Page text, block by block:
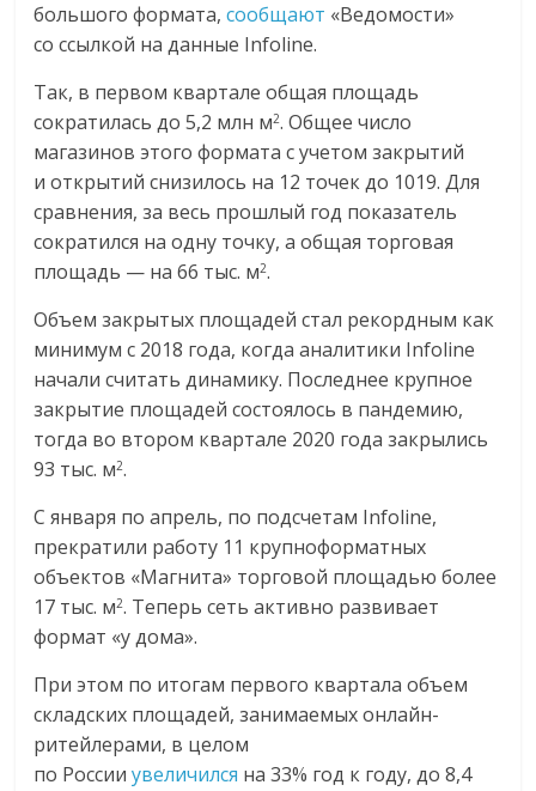
большого формата,сообщают «Ведомости»
со ссылкой на данные Infoline.
Так, в первом квартале общая площадь
сократилась до 5,2 млн м2. Общее число
магазинов этого формата с учетом закрытий
и открытий снизилось на 12 точек до 1019. Для
сравнения, за весь прошлый год показатель
сократился на одну точку, а общая торговая
площадь — на 66 тыс. м2.
Объем закрытых площадей стал рекордным как
минимум с 2018 года, когда аналитики Infoline
начали считать динамику. Последнее крупное
закрытие площадей состоялось в пандемию,
тогда во втором квартале 2020 года закрылись
93 тыс. м2.
С января по апрель, по подсчетам Infoline,
прекратили работу 11 крупноформатных
объектов «Магнита» торговой площадью более
17 тыс. м2. Теперь сеть активно развивает
формат «у дома».
При этом по итогам первого квартала объем
складских площадей, занимаемых онлайн-
ритейлерами, в целом
по Россииувеличился на 33% год к году, до 8,4